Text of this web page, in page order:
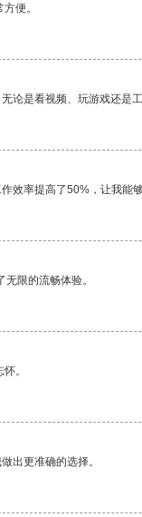
便。
论是看视频、玩游戏还是
效率提高了50%，让我能
限的流畅体验。
。
出更准确的选择。